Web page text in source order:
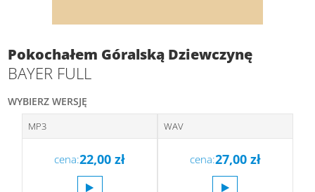
Pokochałem Góralską Dziewczynę
BAYER FULL
WYBIERZ WERSJĘ
MP3
cena:22,00zł
WAV
cena:27,00 zł